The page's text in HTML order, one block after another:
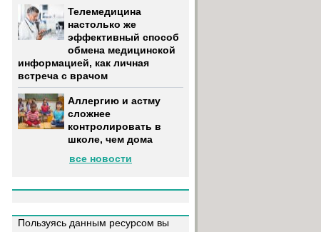
Телемедицина
настолько же
эффективный способ
обмена медицинской
информацией, как личная
встреча с врачом
Аллергию и астму
сложнее
контролировать в
школе, чем дома
все новости
Пользуясь данным ресурсом вы